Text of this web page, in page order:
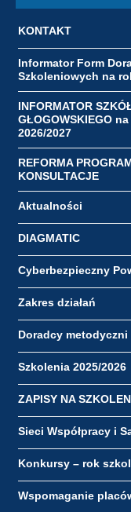
KONTAKT
Informator Form
Szkoleniowych na
INFORMATOR
GŁOGOWSKIEGO
2026/2027
REFORMA
KONSULTACJE
Aktualności
DIAGMATIC
Cyberbezpieczny
Zakres działań
Doradcy metodyczni
Szkolenia 2025/2026
ZAPISY NA
Sieci Współpracy i
Konkursy – rok
Wspomaganie